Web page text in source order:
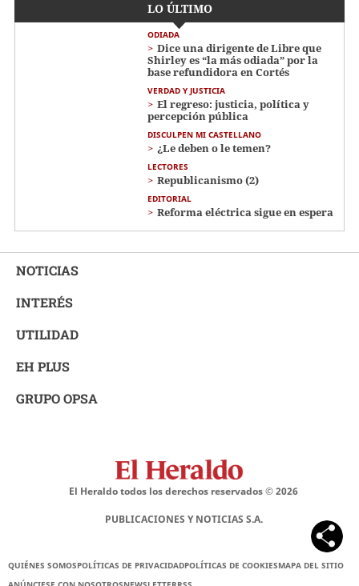
LO ÚLTIMO
ODIADA
Dice una dirigente de Libre que
Shirley es “la más odiada” por la
base refundidora en Cortés
VERDAD Y JUSTICIA
El regreso: justicia, política y
percepción pública
DISCULPEN MI CASTELLANO
¿Le deben o le temen?
LECTORES
Republicanismo (2)
EDITORIAL
Reforma eléctrica sigue en espera
NOTICIAS
INTERÉS
UTILIDAD
EH PLUS
GRUPO OPSA
El Heraldo todos los derechos reservados ©2026
PUBLICACIONES Y NOTICIAS S.A.
QUIÉNES SOMOSPOLÍTICAS DE PRIVACIDADPOLÍTICAS DE COOKIESMAPA DEL SITIO